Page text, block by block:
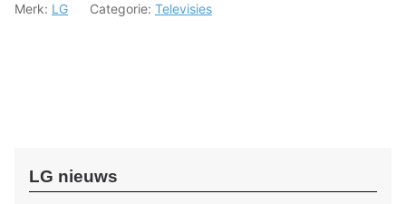
Merk: LG Categorie: Televisies
LG nieuws